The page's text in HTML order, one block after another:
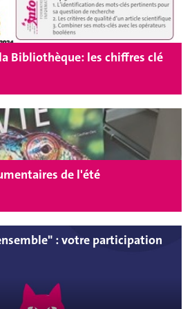
Bibliothèque: les chiffres clé
de l'été
: votre participation